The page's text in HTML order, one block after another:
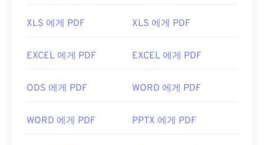
프로그램입니다.
PDF 파일을 자동으로 열 수 있습니다. 추가 기능이나
도 있지만, 온라인에서 PDF 링크를 클릭하면 자동으
기능을 원하신다면
SumatraPDF 나MuPDF를
XLS 에게 PDF XLS 에게 PDF
EXCEL 에게 PDF EXCEL 에게 PDF
ODS 에게 PDF WORD 에게 PDF
WORD 에게 PDF PPTX 에게 PDF